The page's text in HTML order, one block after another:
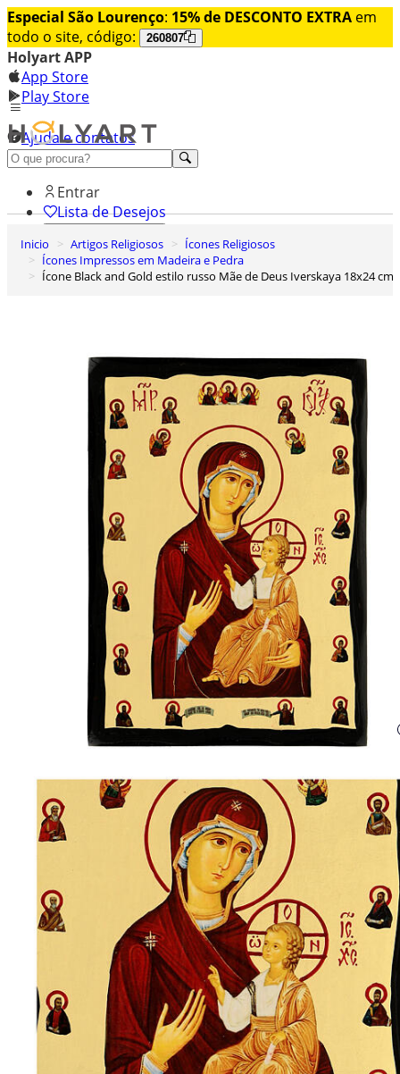
Especial São Lourenço: 15% de DESCONTO EXTRA em
todo o site, código:
260807
Holyart APP
App Store
Play Store
Ajuda e contatos
Conheça premium
Entrar
Lista de Desejos
0
Carrinho de Compras
Inicio Artigos Religiosos
Ícones Religiosos
Ícones Impressos em Madeira e Pedra
Ícone Black and Gold estilo russo Mãe de Deus Iverskaya 18x24 cm